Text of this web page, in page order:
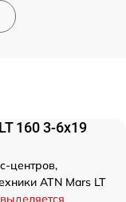
160 3-6x19
центров,
ATN Mars LT